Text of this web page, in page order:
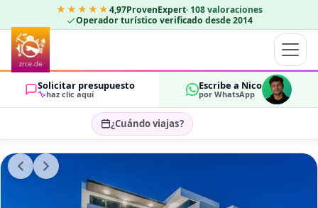
★★★★★4,97ProvenExpert· 108 valoraciones
Operador turístico verificado desde 2014
Solicitar presupuesto
haz clic aquí
Escribe a Nico
por WhatsApp
¿Cuándo viajas?
Seleccionar fechas…
HUÉSPEDES
2